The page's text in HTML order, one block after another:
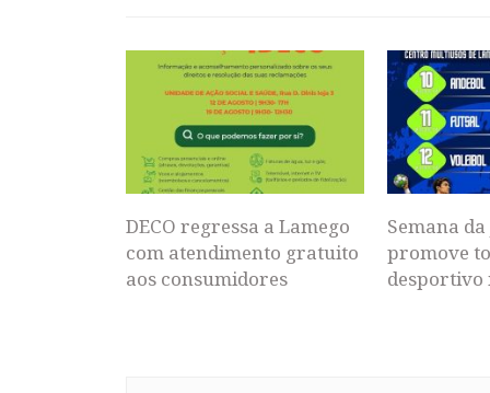
DECO regressa a Lamego
com atendimento gratuito
aos consumidores
Semana
promove